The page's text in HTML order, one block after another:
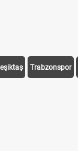
Trabzonspor